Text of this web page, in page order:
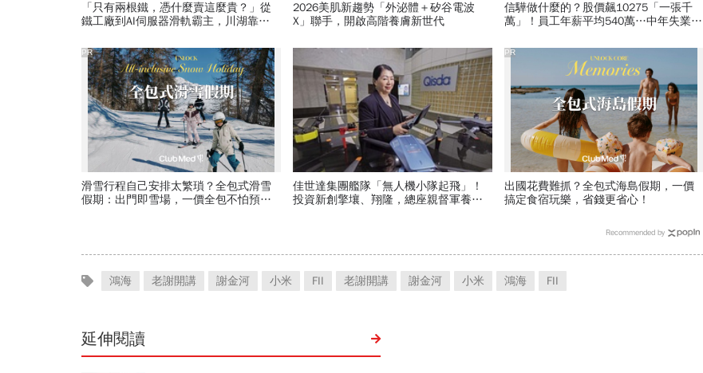
「只有兩根鐵，憑什麼賣這麼貴？」從
鐵工廠到AI伺服器滑軌霸主，川湖靠四
2026美肌新趨勢「外泌體＋矽谷電波
X」聯手，開啟高階養膚新世代
信驊做什麼的？股價飆10275「一張千
萬」！員工年薪平均540萬…中年失業工
滑雪行程自己安排太繁瑣？全包式滑雪
假期：出門即雪場，一價全包不怕預算
PR
佳世達集團艦隊「無人機小隊起飛」！
投資新創擎壤、翔隆，總座親督軍養大
出國花費難抓？全包式海島假期，一價
搞定食宿玩樂，省錢更省心！
PR
Recommended by
鴻海 老謝開講 謝金河 小米 FII 老謝開講 謝金河 小米 鴻海 FII
延伸閱讀